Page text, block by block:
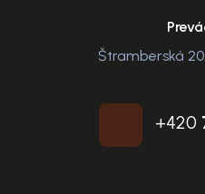
Štramberská
+420